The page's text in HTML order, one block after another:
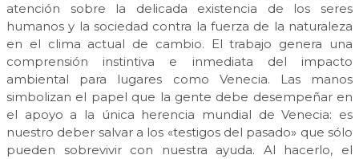
atención sobre la delicada existencia de los seres
humanos y la sociedad contra la fuerza de la naturaleza
en el clima actual de cambio. El trabajo genera una
comprensión instintiva e inmediata del impacto
ambiental para lugares como Venecia. Las manos
simbolizan el papel que la gente debe desempeñar en
el apoyo a la única herencia mundial de Venecia: es
nuestro deber salvar a los «testigos del pasado» que sólo
pueden sobrevivir con nuestra ayuda. Al hacerlo, el